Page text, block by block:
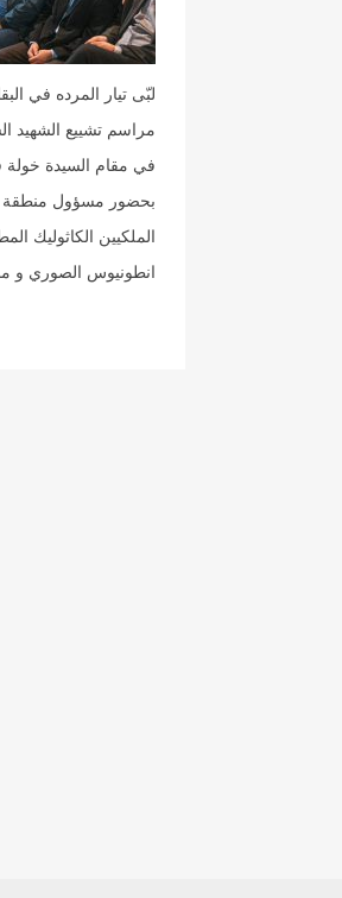
لبّى تيار المرده في
مراسم تشييع الشهيد
في مقام السيدة خولة
بحضور مسؤول منطقة
الملكيين الكاثوليك
انطونيوس الصوري و